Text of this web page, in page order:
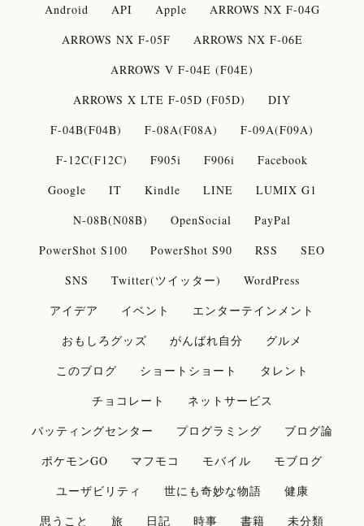
Android API Apple
ARROWS NX F-04G
ARROWS NX F-05F
ARROWS NX F-06E
ARROWS V F-04E (F04E)
ARROWS X LTE F-05D (F05D)
DIY
F-04B(F04B)
F-08A(F08A)
F-09A(F09A)
F-12C(F12C)
F905i F906i
Facebook
Google
IT Kindle LINE
LUMIX G1
N-08B(N08B)
OpenSocial
PayPal
PowerShot S100
PowerShot S90 RSS
SEO
SNS
Twitter(ツイッター)
WordPress
アイデア
イベント
エンターテインメント
おもしろグッズ
がんばれ自分
グルメ
このブログ
ショートショート
タレント
チョコレート
ネットサービス
バッティングセンター
プログラミング
ブログ論
ポケモンGO
マフモコ モバイル
モブログ
ユーザビリティ
世にも奇妙な物語
健康
思うこと
旅 日記 時事 書籍 未分類